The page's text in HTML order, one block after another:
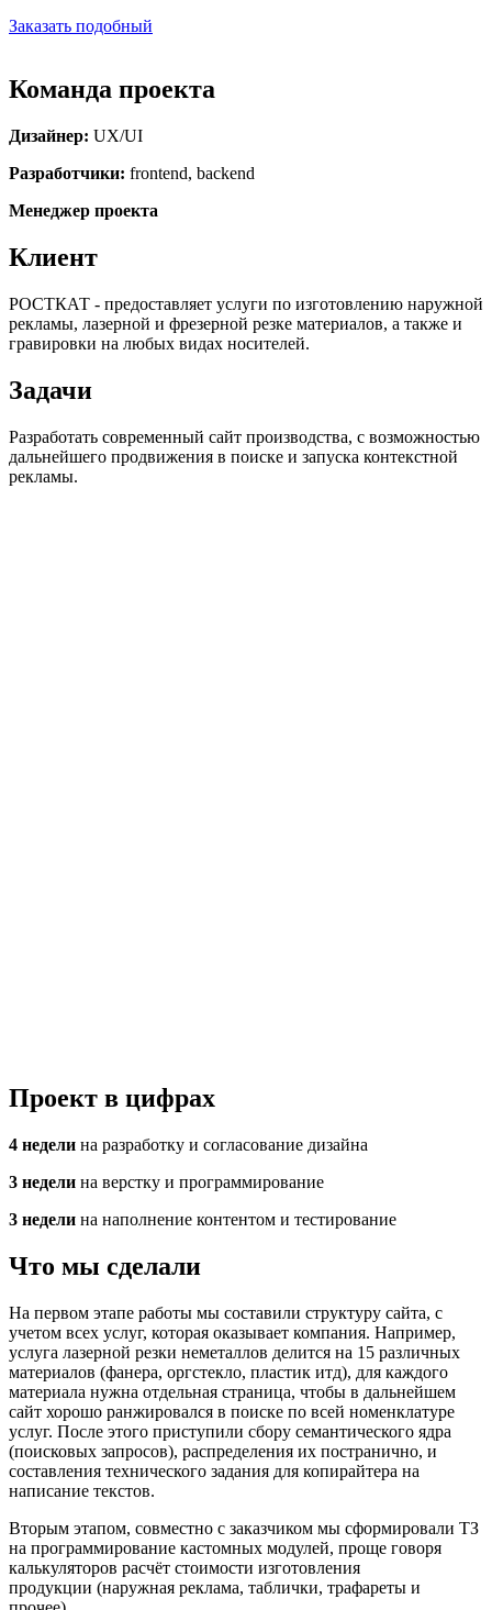
Заказать подобный
Команда проекта
Дизайнер: UX/UI
Разработчики: frontend, backend
Менеджер проекта
Клиент
РОСТКАТ - предоставляет услуги по изготовлению наружной
рекламы, лазерной и фрезерной резке материалов, а также и
гравировки на любых видах носителей.
Задачи
Разработать современный сайт производства, с возможностью
дальнейшего продвижения в поиске и запуска контекстной
рекламы.
Проект в цифрах
4 недели на разработку и согласование дизайна
3 недели на верстку и программирование
3 недели на наполнение контентом и тестирование
Что мы сделали
На первом этапе работы мы составили структуру сайта, с
учетом всех услуг, которая оказывает компания. Например,
услуга лазерной резки неметаллов делится на 15 различных
материалов (фанера, оргстекло, пластик итд), для каждого
материала нужна отдельная страница, чтобы в дальнейшем
сайт хорошо ранжировался в поиске по всей номенклатуре
услуг. После этого приступили сбору семантического ядра
(поисковых запросов), распределения их постранично, и
составления технического задания для копирайтера на
написание текстов.
Вторым этапом, совместно с заказчиком мы сформировали ТЗ
на программирование кастомных модулей, проще говоря
калькуляторов расчёт стоимости изготовления
продукции (наружная реклама, таблички, трафареты и